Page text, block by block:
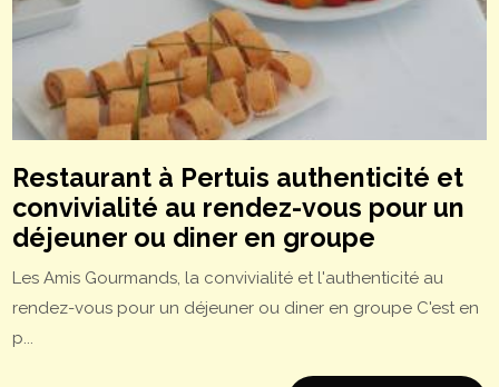
Restaurant à Pertuis authenticité et
convivialité au rendez-vous pour un
déjeuner ou diner en groupe
Les Amis Gourmands, la convivialité et l'authenticité au
rendez-vous pour un déjeuner ou diner en groupe C'est en
p...